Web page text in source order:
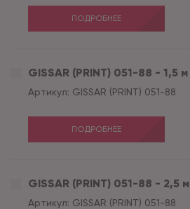
ПОДРОБНЕЕ
GISSAR (PRINT) 051-88 - 1,5 м
Артикул: GISSAR (PRINT) 051-88
ПОДРОБНЕЕ
GISSAR (PRINT) 051-88 - 2,5 м
Артикул: GISSAR (PRINT) 051-88